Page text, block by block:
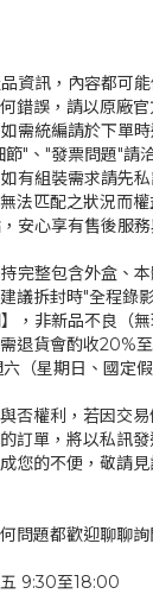
資訊，內容都可能
錯誤，請以原廠官
需統編請於下單
"、"發票問題"請
有組裝需求請先
法匹配之狀況而權
安心享有售後服
完整包含外盒、
議拆封時"全程錄
，非新品不良（
退貨會酌收20%
（星期日、國定假
否權利，若因交
訂單，將以私訊發
您的不便，敬請
問題都歡迎聊聊
9:30至18:00